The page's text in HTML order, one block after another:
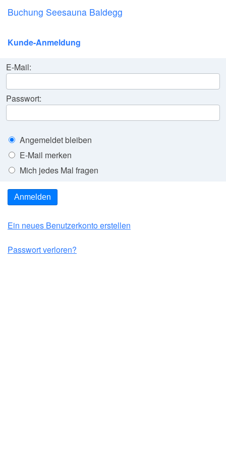
Buchung Seesauna Baldegg
Kunde-Anmeldung
E-Mail:
Passwort:
Angemeldet bleiben
E-Mail merken
Mich jedes Mal fragen
Anmelden
Ein neues Benutzerkonto erstellen
Passwort verloren?